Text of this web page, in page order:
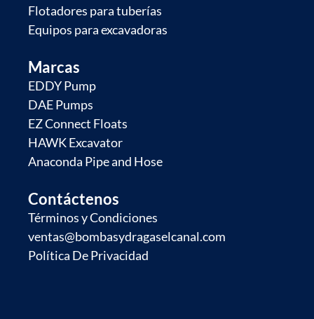
Flotadores para tuberías
Equipos para excavadoras
Marcas
EDDY Pump
DAE Pumps
EZ Connect Floats
HAWK Excavator
Anaconda Pipe and Hose
Contáctenos
Términos y Condiciones
ventas@bombasydragaselcanal.com
Política De Privacidad